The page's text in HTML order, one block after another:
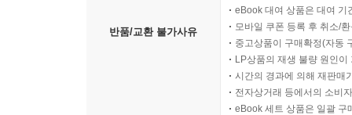
반품/교환 불가사유
eBook 대여 상품은 대여 기
모바일 쿠폰 등록 후 취소/
중고상품이 구매확정(자동
LP상품의 재생 불량 원인
시간의 경과에 의해 재판매
전자상거래 등에서의 소비
eBook 세트 상품은 일괄 구